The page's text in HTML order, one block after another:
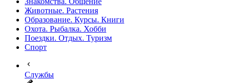
Животные. Растения
Образование. Курсы. Книги
Охота. Рыбалка. Хобби
Поездки. Отдых. Туризм
Спорт
Службы